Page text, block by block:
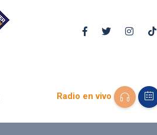
Radio en vivo